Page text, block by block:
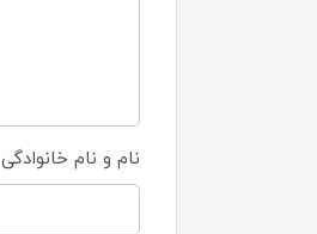
نام و نام خانوادگی